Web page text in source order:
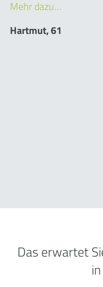
Mehr dazu…
Hartmut, 61
Das erwartet